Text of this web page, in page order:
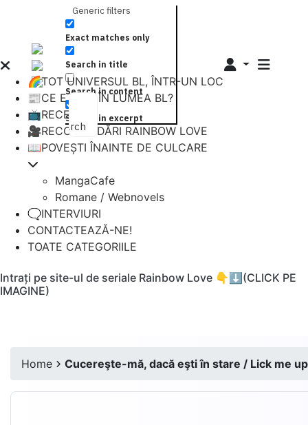
Search
Generic filters
Exact matches only
Search in title
Search in content
Search in excerpt
🌈TOT UNIVERSUL BL, ÎNTR-UN LOC
📰CE E NOU ÎN LUMEA BL?
📺RECENZII
🎥RECOMANDĂRI RAINBOW LOVE
📖POVEȘTI ÎNAINTE DE CULCARE
MangaCafe
Romane / Webnovels
🗨️INTERVIURI
CONTACTEAZĂ-NE!
TOATE CATEGORIILE
Intrați pe site-ul de seriale Rainbow Love 👇⬇️(CLICK PE
IMAGINE)
Home Cucereşte-mă, dacă eşti în stare / Lick me